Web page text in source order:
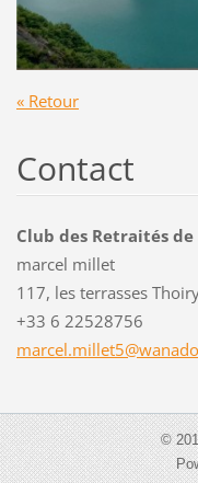
« Retour
Contact
Club des Retraités de
marcel millet
117, les terrasses
+33 6 22528756
marcel.millet5@w
©